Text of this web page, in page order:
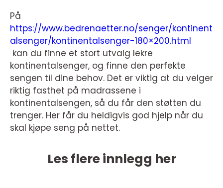
På
https://www.bedrenaetter.no/senger/kontinent
alsenger/kontinentalsenger-180×200.html
kan du finne et stort utvalg lekre
kontinentalsenger, og finne den perfekte
sengen til dine behov. Det er viktig at du velger
riktig fasthet på madrassene i
kontinentalsengen, så du får den støtten du
trenger. Her får du heldigvis god hjelp når du
skal kjøpe seng på nettet.
Les flere innlegg her